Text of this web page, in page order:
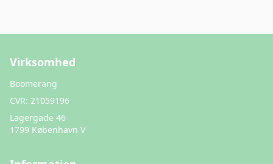
Virksomhed
Boomerang
CVR: 21059196
Lagergade 46
1799 København V